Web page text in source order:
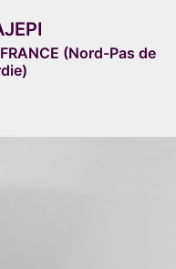
(Nord-Pas de